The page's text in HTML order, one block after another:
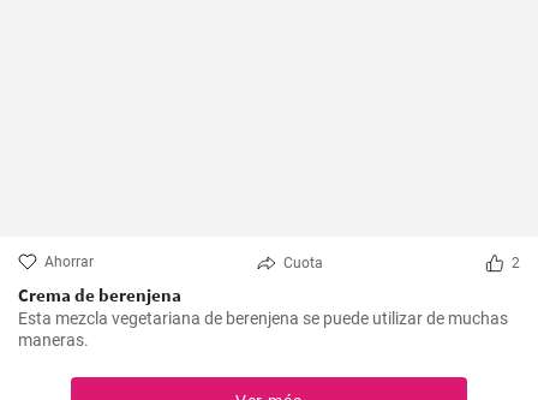
Ahorrar Cuota 2
Crema de berenjena
Esta mezcla vegetariana de berenjena se puede utilizar de muchas
maneras.